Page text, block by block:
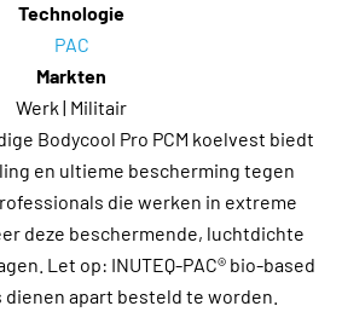
Technologie
PAC
Markten
Werk | Militair
Bodycool Pro PCM koelvest biedt
en ultieme bescherming tegen
die werken in extreme
deze beschermende, luchtdichte
Let op: INUTEQ-PAC® bio-based
dienen apart besteld te worden.